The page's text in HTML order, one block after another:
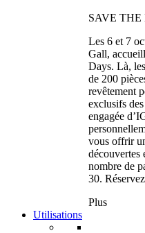
SAVE THE
Les 6 et 7
Gall,
Days. Là,
de 200
revêtement
exclusifs
engagée
vous offrir
découvertes
nombre de
30.
Plus
Utilisations